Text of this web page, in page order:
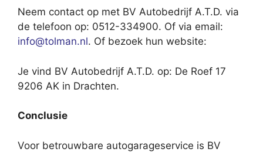
Neem contact op met BV Autobedrijf A.T.D. via
de telefoon op: 0512-334900. Of via email:
info@tolman.nl. Of bezoek hun website:
Je vind BV Autobedrijf A.T.D. op: De Roef 17
9206 AK in Drachten.
Conclusie
Voor betrouwbare autogarageservice is BV